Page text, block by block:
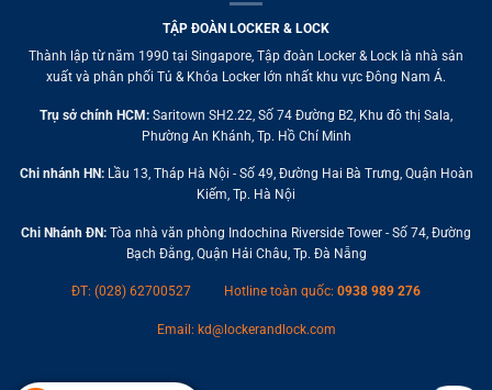
TẬP ĐOÀN LOCKER & LOCK
Thành lập từ năm 1990 tại Singapore, Tập đoàn Locker & Lock là nhà sản
xuất và phân phối Tủ & Khóa Locker lớn nhất khu vực Đông Nam Á.
Trụ sở chính HCM: Saritown SH2.22, Số 74 Đường B2, Khu đô thị Sala,
Phường An Khánh, Tp. Hồ Chí Minh
Chi nhánh HN:Lầu 13, Tháp Hà Nội - Số 49, Đường Hai Bà Trưng, Quận Hoàn
Kiếm, Tp. Hà Nội
Chi Nhánh ĐN: Tòa nhà văn phòng Indochina Riverside Tower - Số 74, Đường
Bạch Đằng, Quận Hải Châu, Tp. Đà Nẵng
ĐT: (028) 62700527 Hotline toàn quốc: 0938 989 276
Email: kd@lockerandlock.com